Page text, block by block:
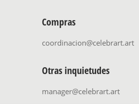
Compras
coordinacion@celebrart.art
Otras inquietudes
manager@celebrart.art